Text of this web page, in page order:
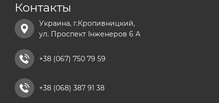
Контакты
Украина, г.Кропивницкий,
ул. Проспект Інженеров 6 А
+38 (067) 750 79 59
+38 (068) 387 91 38